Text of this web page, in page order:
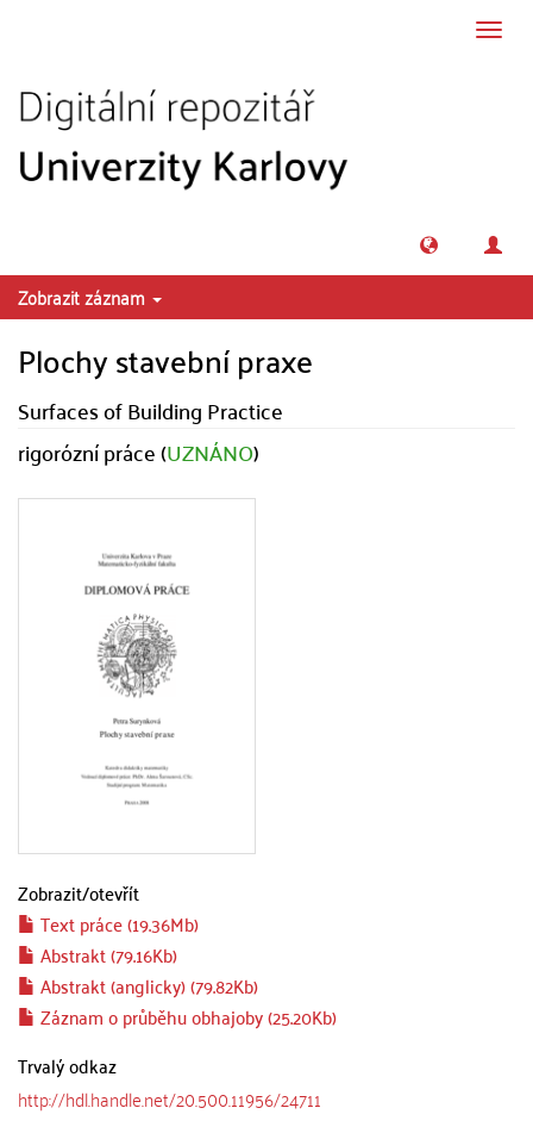
Zobrazit záznam
Plochy stavební praxe
Surfaces of Building Practice
rigorózní práce (UZNÁNO)
Zobrazit/otevřít
Text práce (19.36Mb)
Abstrakt (79.16Kb)
Abstrakt (anglicky) (79.82Kb)
Záznam o průběhu obhajoby (25.20Kb)
Trvalý odkaz
http://hdl.handle.net/20.500.11956/24711